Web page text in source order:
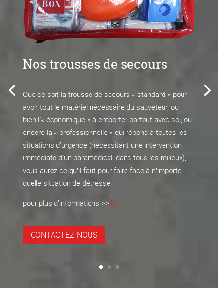
Nos trousses de secours
Que ce soit la trousse de secours « standard » pour
avoir tout le matériel nécessaire du sauveteur, ou
bien l’« économique » à emporter partout avec soi, ou
encore la « professionnelle » qui répond à toutes les
situations d’urgence (nécessitant une intervention
immédiate d’un paramédical, dans tous les milieux),
vous aurez ce qu’il faut pour faire face à n’importe
quelle situation de détresse.
pour plus d’informations >> ici
CONTACTEZ-NOUS